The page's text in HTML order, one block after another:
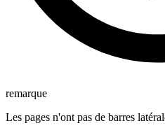
remarque
Les pages n'ont pas de barres